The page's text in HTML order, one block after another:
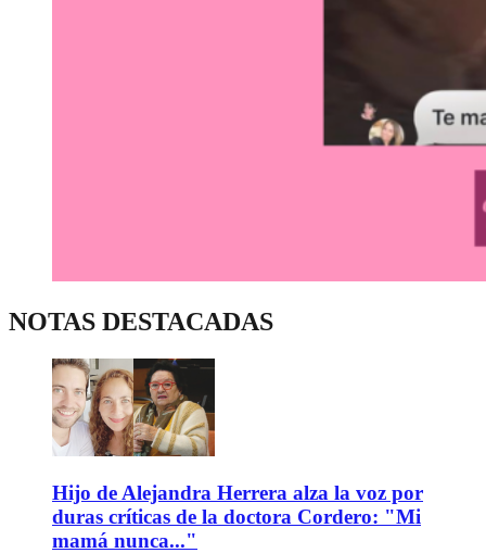
NOTAS DESTACADAS
Hijo de Alejandra Herrera alza la voz por
duras críticas de la doctora Cordero: "Mi
mamá nunca..."